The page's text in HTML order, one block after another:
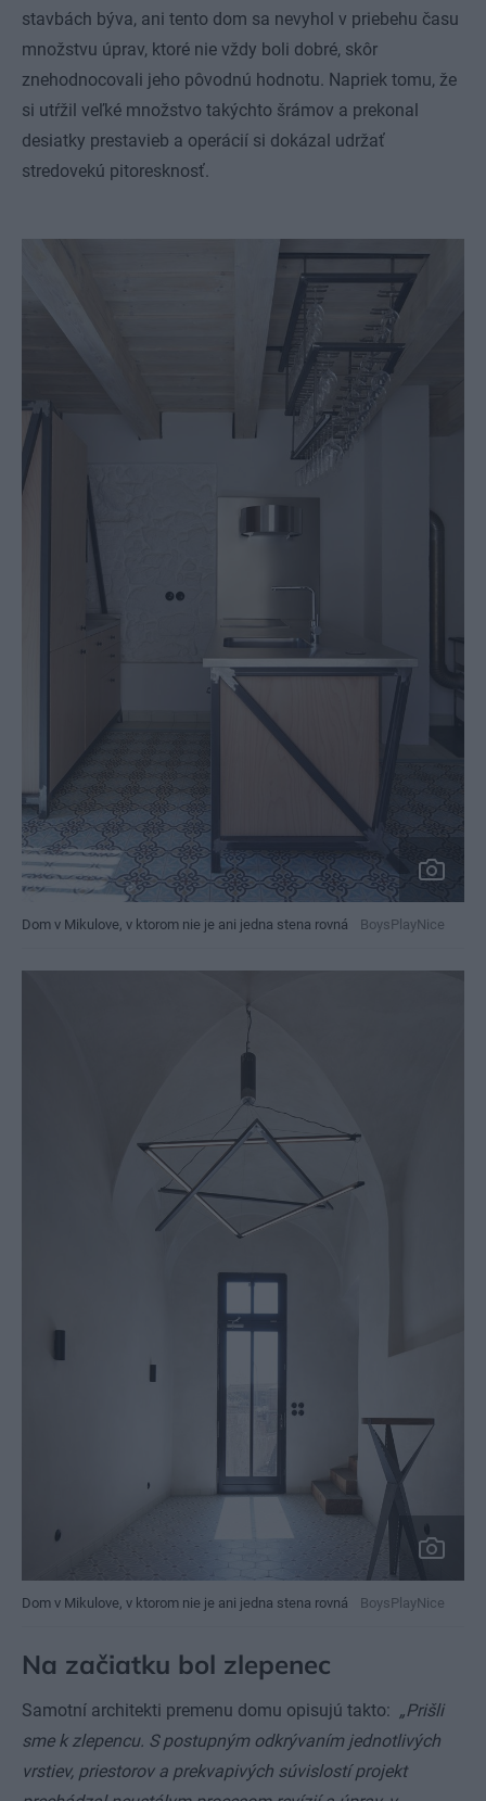
stavbách býva, ani tento dom sa nevyhol v priebehu času
množstvu úprav, ktoré nie vždy boli dobré, skôr
znehodnocovali jeho pôvodnú hodnotu. Napriek tomu, že
si utŕžil veľké množstvo takýchto šrámov a prekonal
desiatky prestavieb a operácií si dokázal udržať
stredovekú pitoresknosť.
Dom v Mikulove, v ktorom nie je ani jedna stena rovná BoysPlayNice
Dom v Mikulove, v ktorom nie je ani jedna stena rovná BoysPlayNice
Na začiatku bol zlepenec
Samotní architekti premenu domu opisujú takto: „Prišli
sme k zlepencu. S postupným odkrývaním jednotlivých
vrstiev, priestorov a prekvapivých súvislostí projekt